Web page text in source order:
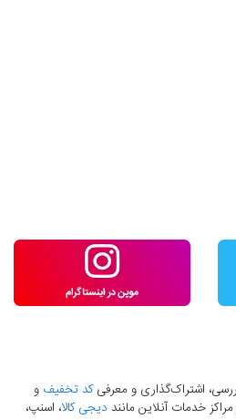
اشتراک‌گذاری و معرفیکد تخفیف و
خدمات آنلاین مانند دیجی کالا، اسنپ،